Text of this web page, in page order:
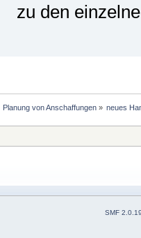
zu den
Planung von Anschaffungen» neues
SMF